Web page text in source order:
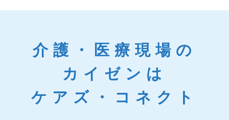
介護・医療現場の
カイゼンは
ケアズ・コネクト